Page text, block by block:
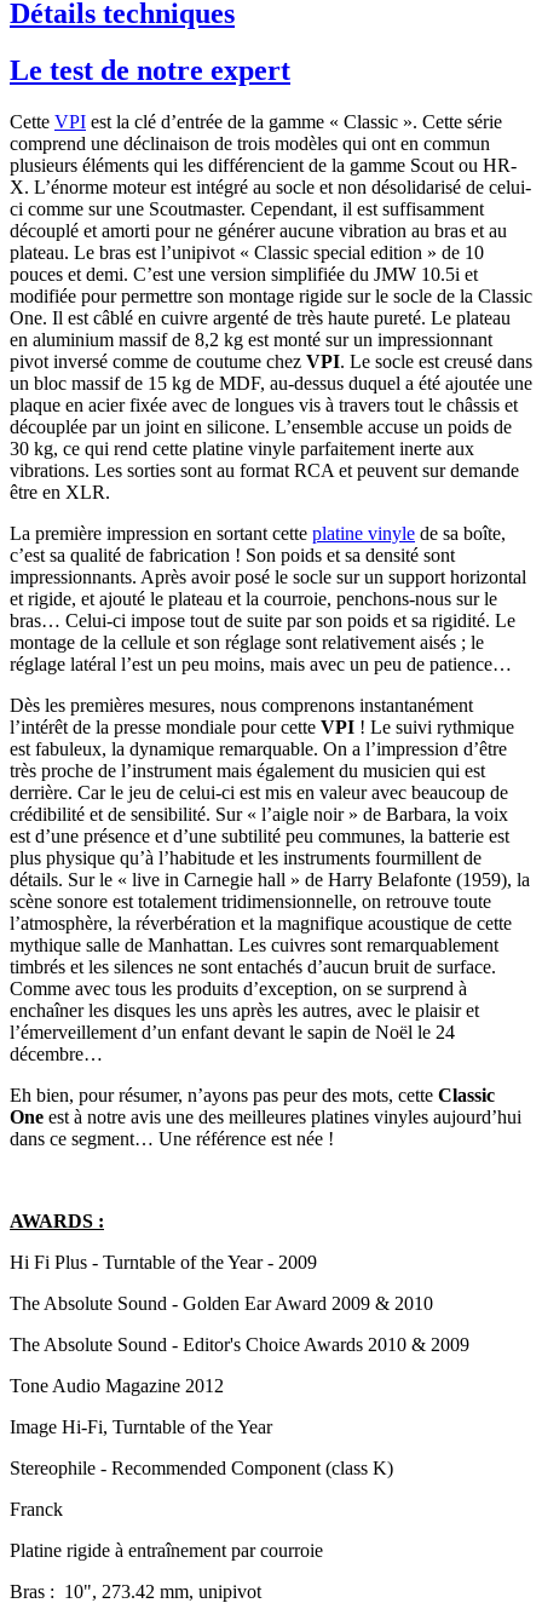
Détails techniques
Le test de notre expert
Cette VPI est la clé d’entrée de la gamme « Classic ». Cette série
comprend une déclinaison de trois modèles qui ont en commun
plusieurs éléments qui les différencient de la gamme Scout ou HR-
X. L’énorme moteur est intégré au socle et non désolidarisé de celui-
ci comme sur une Scoutmaster. Cependant, il est suffisamment
découplé et amorti pour ne générer aucune vibration au bras et au
plateau. Le bras est l’unipivot « Classic special edition » de 10
pouces et demi. C’est une version simplifiée du JMW 10.5i et
modifiée pour permettre son montage rigide sur le socle de la Classic
One. Il est câblé en cuivre argenté de très haute pureté. Le plateau
en aluminium massif de 8,2 kg est monté sur un impressionnant
pivot inversé comme de coutume chez VPI. Le socle est creusé dans
un bloc massif de 15 kg de MDF, au-dessus duquel a été ajoutée une
plaque en acier fixée avec de longues vis à travers tout le châssis et
découplée par un joint en silicone. L’ensemble accuse un poids de
30 kg, ce qui rend cette platine vinyle parfaitement inerte aux
vibrations. Les sorties sont au format RCA et peuvent sur demande
être en XLR.
La première impression en sortant cette platine vinyle de sa boîte,
c’est sa qualité de fabrication ! Son poids et sa densité sont
impressionnants. Après avoir posé le socle sur un support horizontal
et rigide, et ajouté le plateau et la courroie, penchons-nous sur le
bras… Celui-ci impose tout de suite par son poids et sa rigidité. Le
montage de la cellule et son réglage sont relativement aisés ; le
réglage latéral l’est un peu moins, mais avec un peu de patience…
Dès les premières mesures, nous comprenons instantanément
l’intérêt de la presse mondiale pour cette VPI ! Le suivi rythmique
est fabuleux, la dynamique remarquable. On a l’impression d’être
très proche de l’instrument mais également du musicien qui est
derrière. Car le jeu de celui-ci est mis en valeur avec beaucoup de
crédibilité et de sensibilité. Sur « l’aigle noir » de Barbara, la voix
est d’une présence et d’une subtilité peu communes, la batterie est
plus physique qu’à l’habitude et les instruments fourmillent de
détails. Sur le « live in Carnegie hall » de Harry Belafonte (1959), la
scène sonore est totalement tridimensionnelle, on retrouve toute
l’atmosphère, la réverbération et la magnifique acoustique de cette
mythique salle de Manhattan. Les cuivres sont remarquablement
timbrés et les silences ne sont entachés d’aucun bruit de surface.
Comme avec tous les produits d’exception, on se surprend à
enchaîner les disques les uns après les autres, avec le plaisir et
l’émerveillement d’un enfant devant le sapin de Noël le 24
décembre…
Eh bien, pour résumer, n’ayons pas peur des mots, cette Classic
One est à notre avis une des meilleures platines vinyles aujourd’hui
dans ce segment… Une référence est née !
AWARDS :
Hi Fi Plus - Turntable of the Year - 2009
The Absolute Sound - Golden Ear Award 2009 & 2010
The Absolute Sound - Editor's Choice Awards 2010 & 2009
Tone Audio Magazine 2012
Image Hi-Fi, Turntable of the Year
Stereophile - Recommended Component (class K)
Franck
Platine rigide à entraînement par courroie
Bras : 10", 273.42 mm, unipivot